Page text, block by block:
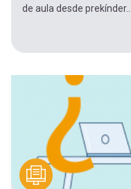
de aula desde prekínder...